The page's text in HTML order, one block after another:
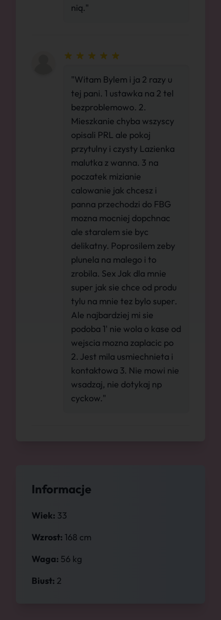
Informacje
Wiek: 33
Wzrost: 168 cm
Waga: 56 kg
Biust: 2
nią."
"Witam Bylem i ja 2 razy u
tej pani. 1 ustawka na 2 tel
bezproblemowo. 2.
Mieszkanie chyba wszyscy
opisali PRL ale pokoj
przytulny i czysty Lazienka
malutka z wanna. 3 na
poczatek mizianie
calowanie jak chcesz i
panna przechodzi do FBG
mozna mocniej dopchnac
ale staralem sie byc
delikatny. Poprosilem zeby
plunela na malego i to
zrobila. Sex Jak dla mnie
super jak sie chce od produ
tylu na mnie tez bylo super.
Ale najbardziej mi sie
podoba 1' nie wola o kase od
wejscia mozna zaplacic po
2. Jest mila usmiechnieta i
kontaktowa 3. Nie mowi nie
wsadzaj, nie dotykaj np
cyckow."